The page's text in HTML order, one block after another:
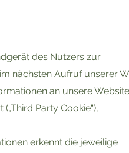
des Nutzers zur
nächsten Aufruf unserer
an unsere Website
Party Cookie“),
erkennt die jeweilige